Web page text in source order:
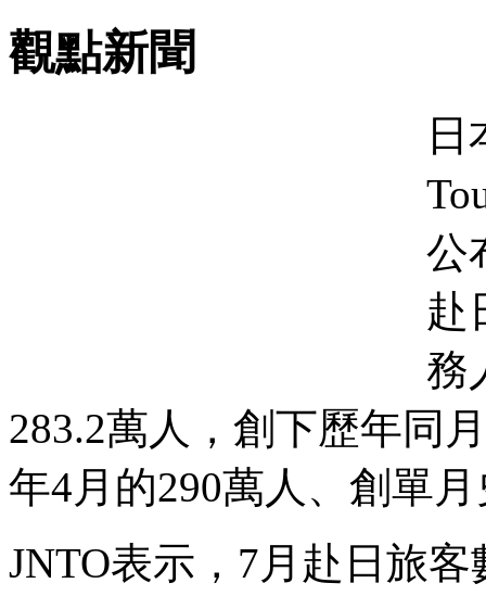
觀點新聞
日
公
赴
務
283.2萬人，創下歷年同
年4月的290萬人、創單
JNTO表示，7月赴日旅